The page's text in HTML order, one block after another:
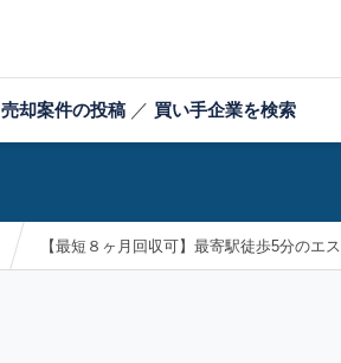
売却案件の投稿 ／ 買い手企業を検索
【最短８ヶ月回収可】最寄駅徒歩5分のエ